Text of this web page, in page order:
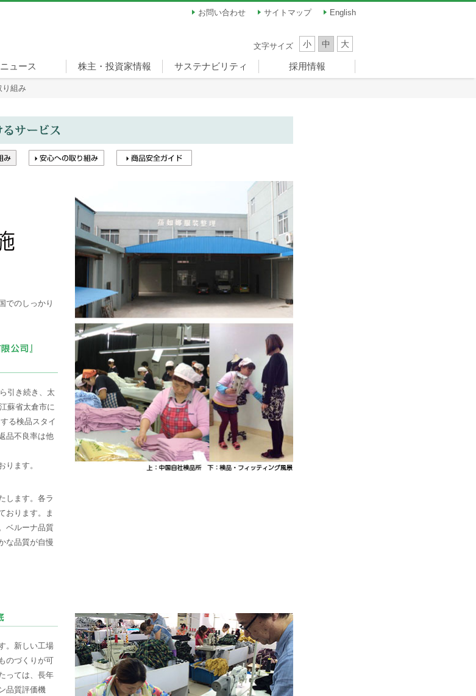
お問い合わせ サイトマップ English
文字サイズ 小 中 大
ニュース 株主・投資家情報 サステナビリティ 採用情報
り組み
でのしっかり
引き続き、太
蘇省太倉市に
る検品スタイ
品不良率は他
ります。
します。各ラ
おります。ま
ベルーナ品質
な品質が自慢
。新しい工場
のづくりが可
っては、長年
品質評価機